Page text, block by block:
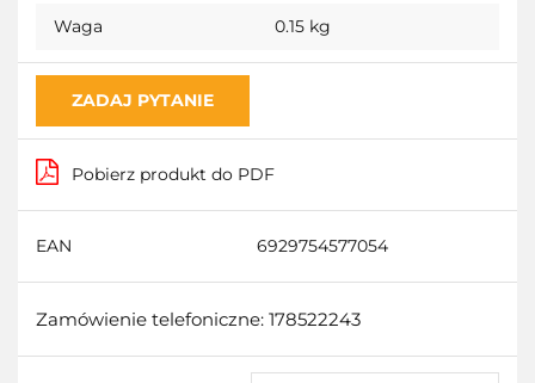
Waga 0.15 kg
ZADAJ PYTANIE
Pobierz produkt do PDF
EAN 6929754577054
Zamówienie telefoniczne: 178522243